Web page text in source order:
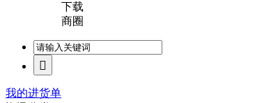
下载
商圈
我的进货单